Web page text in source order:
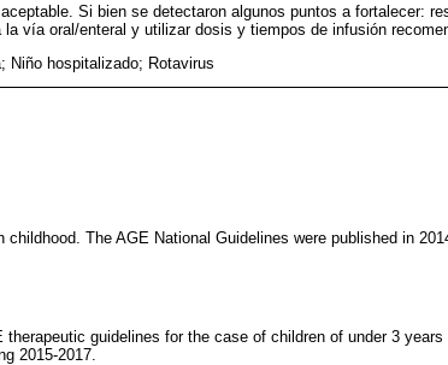
Si bien se detectaron algunos puntos a fortalecer:
vía oral/enteral y utilizar dosis y tiempos de infusión
Niño hospitalizado; Rotavirus
The AGE National Guidelines were published in
guidelines for the case of children of under 3 years
2015-2017.